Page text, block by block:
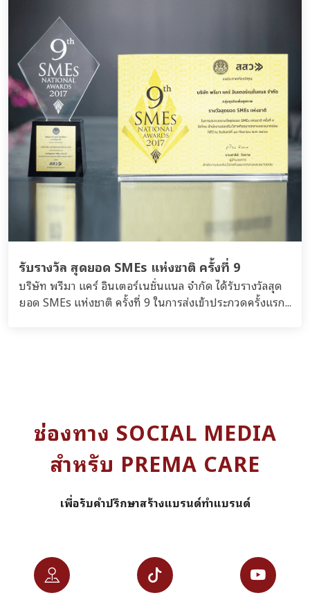
รับรางวัล สุดยอด SMEs แห่งชาติ ครั้งที่ 9
บริษัท พรีมา แคร์ อินเตอร์เนชั่นแนล จำกัด ได้รับรางวัลสุด
ยอด SMEs แห่งชาติ ครั้งที่ 9 ในการส่งเข้าประกวดครั้งแรก...
ช่องทาง SOCIAL MEDIA
สำหรับ PREMA CARE
เพื่อรับคำปรึกษาสร้างแบรนด์ทำแบรนด์